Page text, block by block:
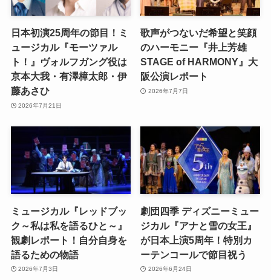
日本初演25周年の節目！ミ
ュージカル『モーツァル
ト！』ヴォルフガング役は
京本大我・有澤樟太郎・伊
藤あさひ
2026年7月21日
歌声がつないだ希望と笑顔
のハーモニー『井上芳雄
STAGE of HARMONY』大
阪公演レポート
2026年7月7日
ミュージカル『レッドブッ
ク～私は私を語るひと～』
観劇レポート！自分自身を
語るための物語
2026年7月3日
劇団四季 ディズニーミュー
ジカル『アナと雪の女王』
が日本上演5周年！特別カ
ーテンコールで節目祝う
2026年6月24日